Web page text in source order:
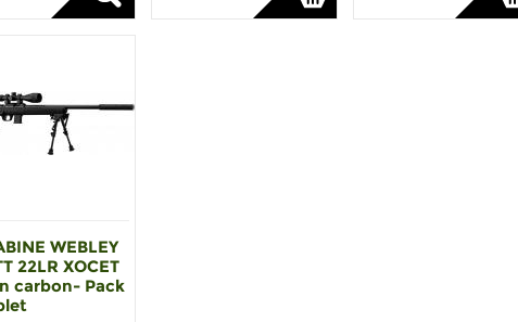
WEBLEY
22LR XOCET
carbon- Pack